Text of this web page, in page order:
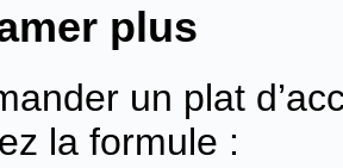
plus
un plat
la formule :